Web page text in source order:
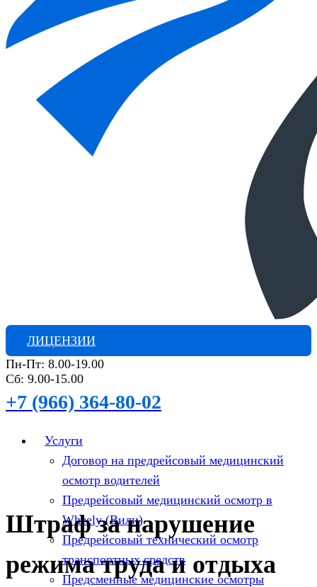
ЛИЦЕНЗИИ
Пн-Пт: 8.00-19.00
Сб: 9.00-15.00
+7 (966) 364-80-02
Услуги
Договор на предрейсовый медицинский
осмотр водителей
Предрейсовый медицинский осмотр в
Wheely (Вили)
Предрейсовый технический осмотр
транспортных средств
Предсменные медицинские осмотры
Штраф за нарушение
режима труда и отдыха